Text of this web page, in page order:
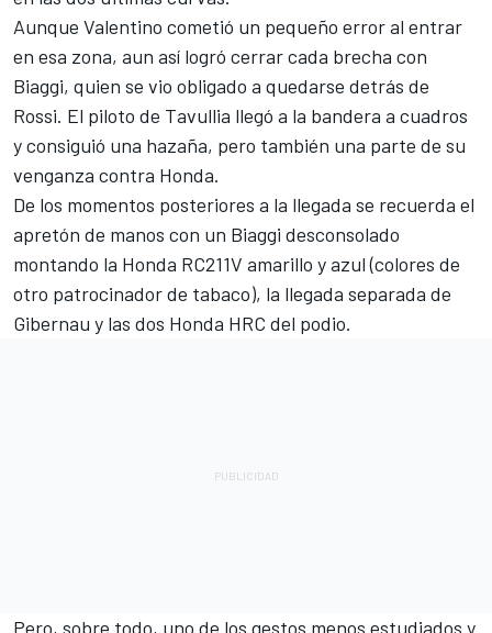
Aunque Valentino cometió un pequeño error al entrar
en esa zona, aun así logró cerrar cada brecha con
Biaggi, quien se vio obligado a quedarse detrás de
Rossi. El piloto de Tavullia llegó a la bandera a cuadros
y consiguió una hazaña, pero también una parte de su
venganza contra Honda.
De los momentos posteriores a la llegada se recuerda el
apretón de manos con un Biaggi desconsolado
montando la Honda RC211V amarillo y azul (colores de
otro patrocinador de tabaco), la llegada separada de
Gibernau y las dos Honda HRC del podio.
Pero, sobre todo, uno de los gestos menos estudiados y